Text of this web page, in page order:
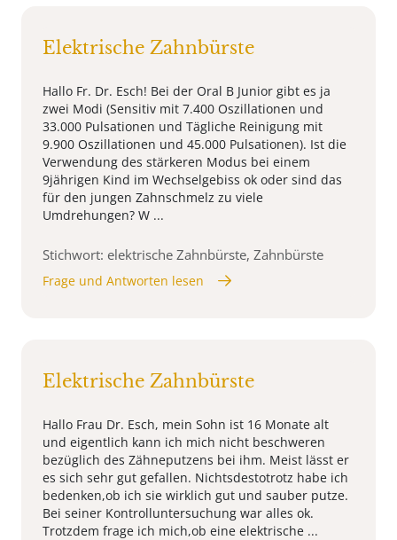
Elektrische Zahnbürste
Hallo Fr. Dr. Esch! Bei der Oral B Junior gibt es ja
zwei Modi (Sensitiv mit 7.400 Oszillationen und
33.000 Pulsationen und Tägliche Reinigung mit
9.900 Oszillationen und 45.000 Pulsationen). Ist die
Verwendung des stärkeren Modus bei einem
9jährigen Kind im Wechselgebiss ok oder sind das
für den jungen Zahnschmelz zu viele
Umdrehungen? W ...
Stichwort: elektrische Zahnbürste, Zahnbürste
Frage und Antworten lesen
Elektrische Zahnbürste
Hallo Frau Dr. Esch, mein Sohn ist 16 Monate alt
und eigentlich kann ich mich nicht beschweren
bezüglich des Zähneputzens bei ihm. Meist lässt er
es sich sehr gut gefallen. Nichtsdestotrotz habe ich
bedenken,ob ich sie wirklich gut und sauber putze.
Bei seiner Kontrolluntersuchung war alles ok.
Trotzdem frage ich mich,ob eine elektrische ...